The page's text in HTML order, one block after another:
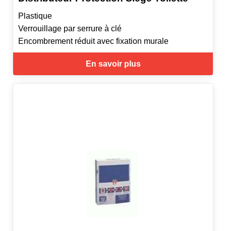
Plastique
Verrouillage par serrure à clé
Encombrement réduit avec fixation murale
En savoir plus